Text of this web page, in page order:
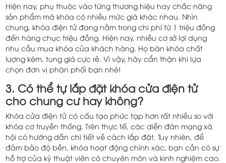
Hiện nay, phụ thuộc vào từng thương hiệu hay chắc năng
sản phẩm mà khóa có nhiều mức giá khác nhau. Nhìn
chung, khóa điện tử đang nằm trong chi phí từ 1 triệu đồng
đến hàng chục triệu đồng. Hiện nay, nhiều cơ sở lợi dụng
nhu cầu mua khóa của khách hàng. Họ bán khóa chất
lượng kém, tung giá cực rẻ. Vì vậy, hãy cẩn thận khi lựa
chọn đơn vị phân phối bạn nhé!
3. Có thể tự lắp đặt khóa cửa điện tử
cho chung cư hay không?
Khóa cửa điện tử có cấu tạo phức tạp hơn rất nhiều so với
khóa cơ truyền thống. Trên thực tế, các diễn đàn mạng xã
hội có hướng dẫn chi tiết về cách lắp đặt. Tuy nhiên, để
đảm bảo độ bền, khóa hoạt động chính xác, bạn cần có sự
hỗ trợ của kỹ thuật viên có chuyên môn và kinh nghiệm cao.